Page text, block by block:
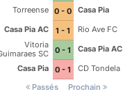
Torreense 0 - 0
Casa Pia
Casa Pia AC
1 - 1
Rio Ave FC
Vitoria
SC
0 - 1
Casa Pia AC
Casa Pia
0 - 1
CD Tondela
Passés
Prochain